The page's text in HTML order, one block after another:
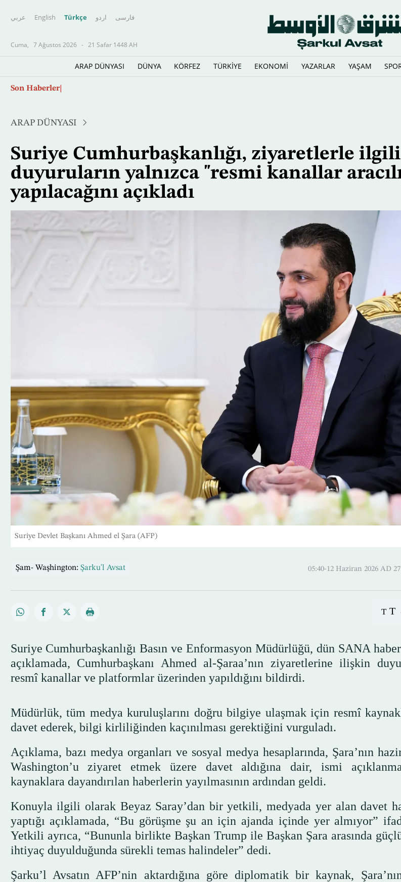
عربي English Türkçe اردو فارسى
Cuma, 7 Ağustos 2026 - 21 Safar 1448 AH
ARAP DÜNYASI DÜNYA KÖRFEZ TÜRKİYE EKONOMİ YAZARLAR YAŞAM
Ana
Son Haberler
ARAP DÜNYASI
Suriye Cumhurbaşkanlığı, ziyaretlerle ilgili
duyuruların yalnızca "resmi kanallar
yapılacağını açıkladı
Suriye Devlet Başkanı Ahmed el Şara (AFP)
Şam- Waşhington: Şarku'l Avsat
T T
Suriye Cumhurbaşkanlığı Basın ve Enformasyon Müdürlüğü, dün SANA haber
açıklamada, Cumhurbaşkanı Ahmed al-Şaraa’nın ziyaretlerine ilişkin
resmî kanallar ve platformlar üzerinden yapıldığını bildirdi.
Müdürlük, tüm medya kuruluşlarını doğru bilgiye ulaşmak için resmî
davet ederek, bilgi kirliliğinden kaçınılması gerektiğini vurguladı.
Açıklama, bazı medya organları ve sosyal medya hesaplarında, Şara’nın
Washington’u ziyaret etmek üzere davet aldığına dair, ismi
kaynaklara dayandırılan haberlerin yayılmasının ardından geldi.
Konuyla ilgili olarak Beyaz Saray’dan bir yetkili, medyada yer alan davet
yaptığı açıklamada, “Bu görüşme şu an için ajanda içinde yer almıyor”
Yetkili ayrıca, “Bununla birlikte Başkan Trump ile Başkan Şara arasında
ihtiyaç duyulduğunda sürekli temas halindeler” dedi.
Şarku’l Avsatın AFP’nin aktardığına göre diplomatik bir kaynak,